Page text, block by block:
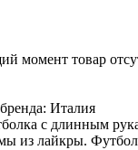
момент товар
Италия
c длинным
из лайкры.